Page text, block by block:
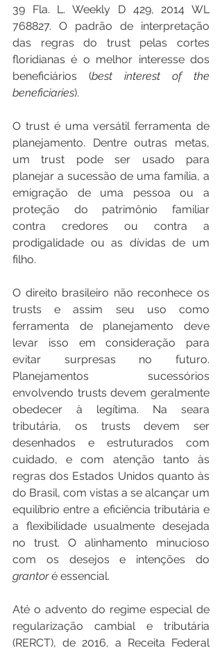
39 Fla. L. Weekly D 429, 2014 WL
768827. O padrão de interpretação
das regras do trust pelas cortes
floridianas é o melhor interesse dos
beneficiários (best interest of the
beneficiaries).
O trust é uma versátil ferramenta de
planejamento. Dentre outras metas,
um trust pode ser usado para
planejar a sucessão de uma família, a
emigração de uma pessoa ou a
proteção do patrimônio familiar
contra credores ou contra a
prodigalidade ou as dívidas de um
filho.
O direito brasileiro não reconhece os
trusts e assim seu uso como
ferramenta de planejamento deve
levar isso em consideração para
evitar surpresas no futuro.
Planejamentos sucessórios
envolvendo trusts devem geralmente
obedecer à legítima. Na seara
tributária, os trusts devem ser
desenhados e estruturados com
cuidado, e com atenção tanto às
regras dos Estados Unidos quanto às
do Brasil, com vistas a se alcançar um
equilíbrio entre a eficiência tributária e
a flexibilidade usualmente desejada
no trust. O alinhamento minucioso
grantor é essencial.
Até o advento do regime especial de
regularização cambial e tributária
(RERCT), de 2016, a Receita Federal